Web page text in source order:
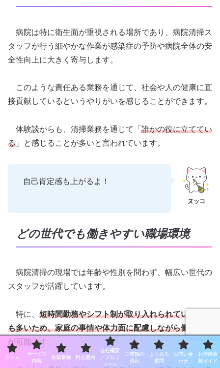
病院は特に衛生面が重視される場所であり、病院清掃ス
タッフが行う細やかな作業が感染症の予防や病院全体の安
全性向上に大きく寄与します。
このような責任ある業務を通じて、社会や人の健康に直
接貢献しているというやりがいを感じることができます。
体験談からも、清掃業務を通じて「 誰かの役に立ててい
る 」と感じることが多いと言われています。
自己肯定感も上がるよ！
どの世代でも働きやすい職場環境
病院清掃の現場では年齢や性別を問わず、幅広い世代の
スタッフが活躍しています。
特に、 短時間勤務やシフト制が取り入れられていること
も多いため、家庭の事情や体力面に配慮しながら働くこと
が可能です。
ホーム
サービス
内容
作業事例 料金案内
会社概要
／プロフ
ィール
ご依頼の
流れ
よくある
質問
お問い合
わせ
お掃除美
装ガイド